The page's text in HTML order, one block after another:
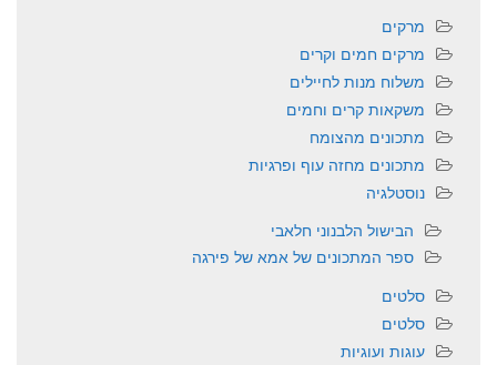
מרקים
מרקים חמים וקרים
משלוח מנות לחיילים
משקאות קרים וחמים
מתכונים מהצומח
מתכונים מחזה עוף ופרגיות
נוסטלגיה
הבישול הלבנוני חלאבי
ספר המתכונים של אמא של פירגה
סלטים
סלטים
עוגות ועוגיות